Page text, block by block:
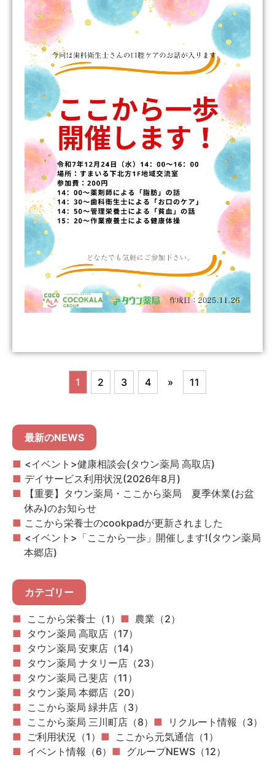
1 2 3 4 » 11
最新のNEWS
<イベント>健康相談会(タウン薬局 高取店)
デイサービス利用状況(2026年8月)
【重要】タウン薬局・ここから薬局 夏季休業(お盆
休み)のお知らせ
ここから栄養士のcookpadが更新されました
<イベント>「ここから一歩」開催します!(タウン薬局
本郷店)
カテゴリー
ここから栄養士（1）
農業（2）
タウン薬局 高取店（17）
タウン薬局 安東店（14）
タウン薬局 ナタリー店（23）
タウン薬局 己斐店（11）
タウン薬局 本郷店（20）
ここから薬局 緑井店（3）
ここから薬局 三川町店（8）
リクルート情報（3）
ご利用状況（1）
ここから元気通信（1）
イベント情報（6）
グループNEWS（12）